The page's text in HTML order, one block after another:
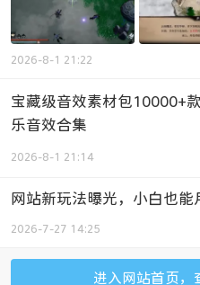
2026-8-1 21:22
宝藏级音效素材包10000+
乐音效合集
2026-8-1 21:14
网站新玩法曝光，小白也能
2026-7-27 14:25
进入网站首页，